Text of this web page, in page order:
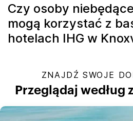
Czy osoby
mogą korzystać z
hotelach IHG w
ZNAJDŹ SWOJE
Przeglądaj według